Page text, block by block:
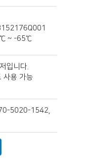
Lit.
~ -65℃
입니다.
사용 가능
5020-1542,